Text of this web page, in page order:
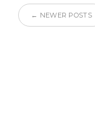
← NEWER POSTS